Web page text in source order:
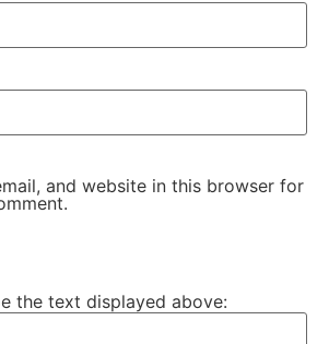
and website in this browser for
the text displayed above: